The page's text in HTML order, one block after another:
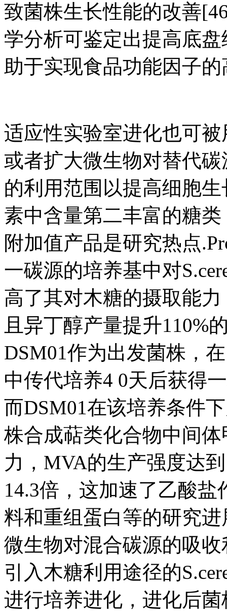
致菌株生长性能的改善
学分析可鉴定出提高底
助于实现食品功能因子
适应性实验室进化也可
或者扩大微生物对替代
的利用范围以提高细胞
素中含量第二丰富的糖
附加值产品是研究热点
一碳源的培养基中对
高了其对木糖的摄取能
且异丁醇产量提升110%
DSM01作为出发菌株，
中传代培养4 0天后获得
而DSM01在该培养条件
株合成萜类化合物中间体
力，MVA的生产强度达
14.3倍，这加速了乙酸
料和重组蛋白等的研究
微生物对混合碳源的吸
引入木糖利用途径的
进行培养进化，进化后